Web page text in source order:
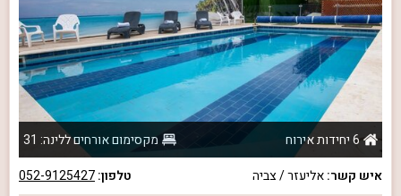
6 יחידות אירוח
מקסימום אורחים ללינה: 31
איש קשר:אליעזר / צביה טלפון:052-9125427